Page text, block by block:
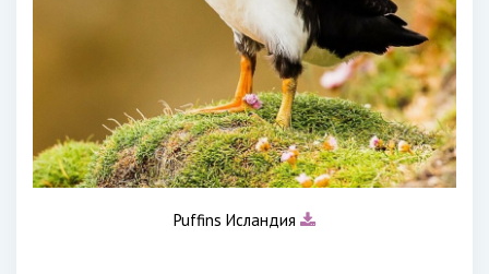
Puffins Исландия